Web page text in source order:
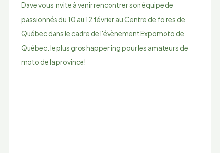
Dave vous invite à venir rencontrer son équipe de
passionnés du 10 au 12 février au Centre de foires de
Québec dans le cadre de l'évènement Expomoto de
Québec, le plus gros happening pour les amateurs de
moto de la province!